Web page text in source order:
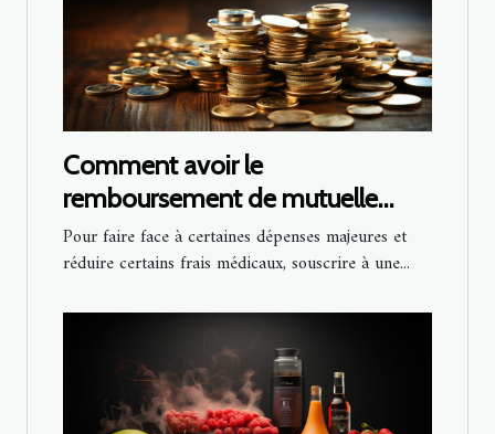
Comment avoir le
remboursement de mutuelle
santé ?
Pour faire face à certaines dépenses majeures et
réduire certains frais médicaux, souscrire à une...